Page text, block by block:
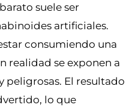
suele ser
artificiales.
consumiendo una
realidad se exponen a
peligrosas. El resultado
lo que